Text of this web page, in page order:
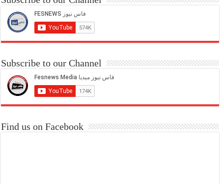
Subscribe to our Channel
Find us on Facebook